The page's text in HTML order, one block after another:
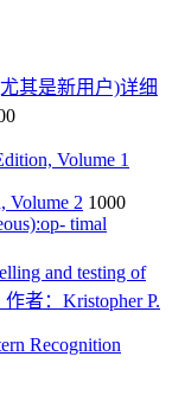
其是新用户)详细
Volume 1
Volume 2 1000
timal
and testing of
作者：Kristopher P.
Recognition